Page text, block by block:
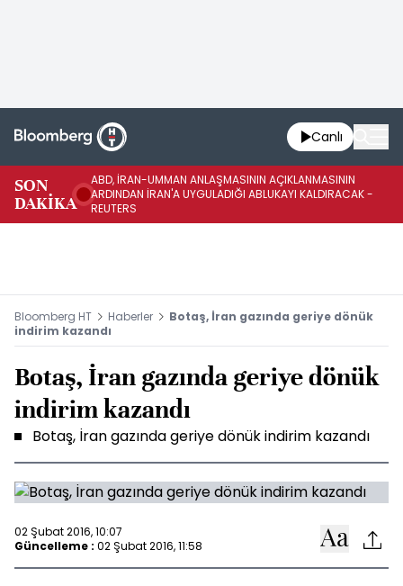
Canlı
SON
DAKİKA
ABD, İRAN-UMMAN ANLAŞMASININ AÇIKLANMASININ
ARDINDAN İRAN'A UYGULADIĞI ABLUKAYI KALDIRACAK -
REUTERS
Bloomberg HT Haberler
Botaş, İran gazında geriye dönük
indirim kazandı
Botaş, İran gazında geriye dönük
indirim kazandı
Botaş, İran gazında geriye dönük indirim kazandı
02 Şubat 2016, 10:07
Güncelleme : 02 Şubat 2016, 11:58